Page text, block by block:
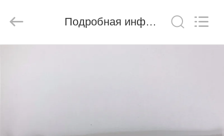
Co.,
Reserved.
Подробная информация о продукте